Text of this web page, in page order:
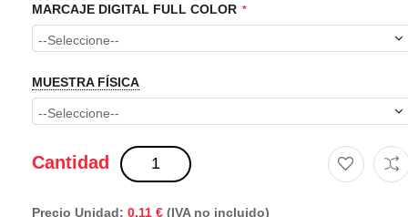
MARCAJE DIGITAL FULL COLOR
MUESTRA FÍSICA
Cantidad
Precio Unidad: 0,11 € (IVA no incluido)